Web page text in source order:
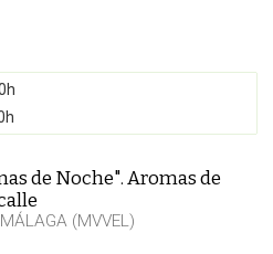
de Noche". Aromas de
(MVVEL)